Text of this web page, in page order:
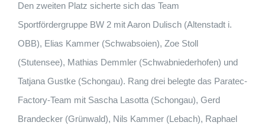
Den zweiten Platz sicherte sich das Team
Sportfördergruppe BW 2 mit Aaron Dulisch (Altenstadt i.
OBB), Elias Kammer (Schwabsoien), Zoe Stoll
(Stutensee), Mathias Demmler (Schwabniederhofen) und
Tatjana Gustke (Schongau). Rang drei belegte das Paratec-
Factory-Team mit Sascha Lasotta (Schongau), Gerd
Brandecker (Grünwald), Nils Kammer (Lebach), Raphael